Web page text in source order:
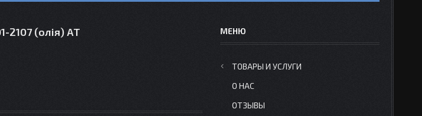
2107 (олія) АТ
ТОВАРЫ И УСЛУГИ
О НАС
ОТЗЫВЫ